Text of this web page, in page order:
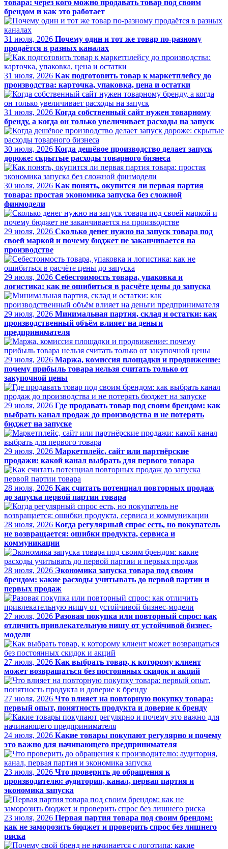
товара: через кого можно продавать товар под своим
брендом и как это работает
31 июля, 2026 Почему один и тот же товар по-разному
продаётся в разных каналах
31 июля, 2026 Как подготовить товар к маркетплейсу до
производства: карточка, упаковка, цена и остатки
31 июля, 2026 Когда собственный сайт нужен товарному
бренду, а когда он только увеличивает расходы на запуск
30 июля, 2026 Когда дешёвое производство делает запуск
дороже: скрытые расходы товарного бизнеса
30 июля, 2026 Как понять, окупится ли первая партия
товара: простая экономика запуска без сложной
финмодели
29 июля, 2026 Сколько денег нужно на запуск товара под
своей маркой и почему бюджет не заканчивается на
производстве
29 июля, 2026 Себестоимость товара, упаковка и
логистика: как не ошибиться в расчёте цены до запуска
29 июля, 2026 Минимальная партия, склад и остатки: как
производственный объём влияет на деньги
предпринимателя
29 июля, 2026 Маржа, комиссия площадки и продвижение:
почему прибыль товара нельзя считать только от
закупочной цены
29 июля, 2026 Где продавать товар под своим брендом: как
выбрать канал продаж до производства и не потерять
бюджет на запуске
29 июля, 2026 Маркетплейс, сайт или партнёрские
продажи: какой канал выбрать для первого товара
28 июля, 2026 Как считать потенциал повторных продаж
до запуска первой партии товара
28 июля, 2026 Когда регулярный спрос есть, но покупатель
не возвращается: ошибки продукта, сервиса и
коммуникации
28 июля, 2026 Экономика запуска товара под своим
брендом: какие расходы учитывать до первой партии и
первых продаж
27 июля, 2026 Разовая покупка или повторный спрос: как
отличить привлекательную нишу от устойчивой бизнес-
модели
27 июля, 2026 Как выбрать товар, к которому клиент
может возвращаться без постоянных скидок и акций
27 июля, 2026 Что влияет на повторную покупку товара:
первый опыт, понятность продукта и доверие к бренду
24 июля, 2026 Какие товары покупают регулярно и почему
это важно для начинающего предпринимателя
23 июля, 2026 Что проверить до обращения к
производителю: аудитория, канал, первая партия и
экономика запуска
23 июля, 2026 Первая партия товара под своим брендом:
как не заморозить бюджет и проверить спрос без лишнего
риска